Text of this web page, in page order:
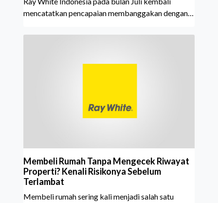
mencatatkan pencapaian membanggakan dengan
Property Agent. Penghargaan ini menjadi semakin
White Indonesia. Top Brand Award m
Membeli Rumah Tanpa Mengecek Riwayat
Properti? Kenali Risikonya Sebelum
Terlambat
Membeli rumah sering kali menjadi salah satu